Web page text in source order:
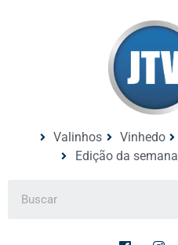
Valinhos Vinhedo
Edição da semana